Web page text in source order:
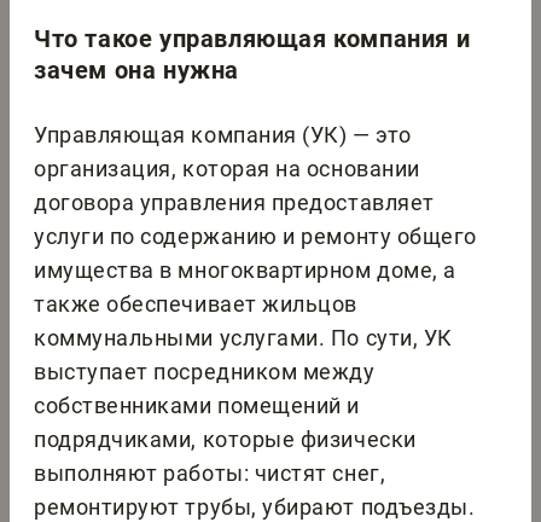
Что такое управляющая компания и
зачем она нужна
Управляющая компания (УК) — это
организация, которая на основании
договора управления предоставляет
услуги по содержанию и ремонту общего
имущества в многоквартирном доме, а
также обеспечивает жильцов
коммунальными услугами. По сути, УК
выступает посредником между
собственниками помещений и
подрядчиками, которые физически
выполняют работы: чистят снег,
ремонтируют трубы, убирают подъезды.